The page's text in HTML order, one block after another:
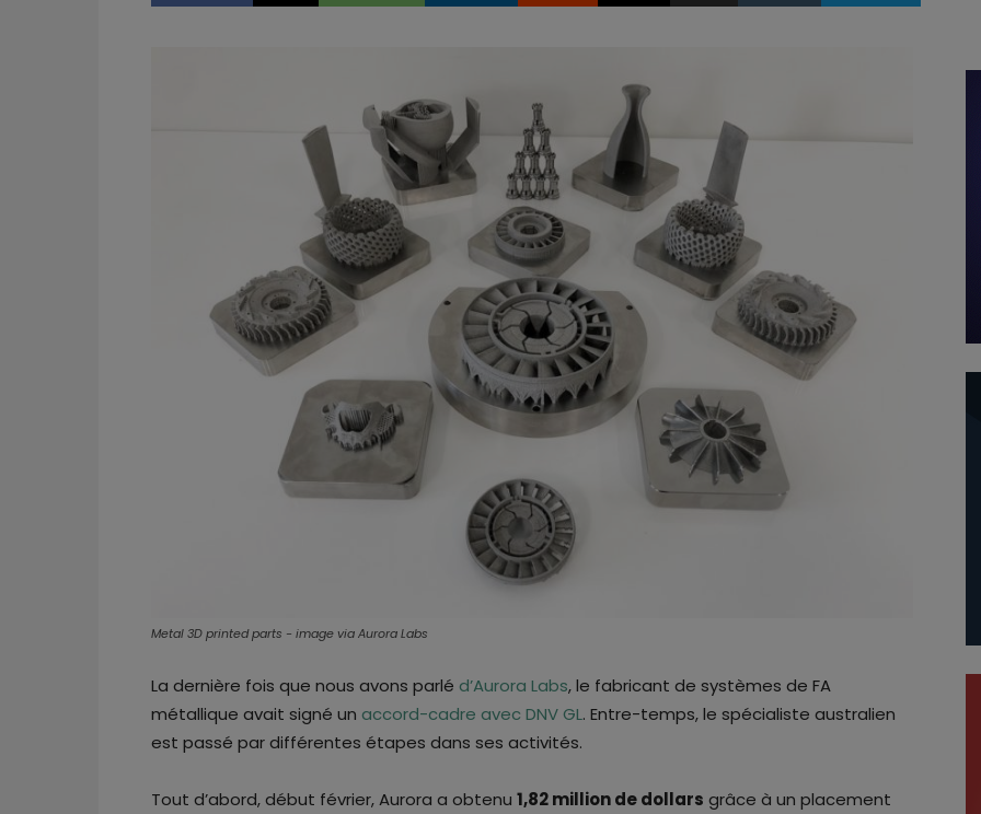
Metal 3D printed parts - image via Aurora Labs
La dernière fois que nous avons parlé d’Aurora Labs, le fabricant de systèmes de FA
métallique avait signé un accord-cadre avec DNV GL. Entre-temps, le spécialiste australien
est passé par différentes étapes dans ses activités.
Tout d’abord, début février, Aurora a obtenu 1,82 million de dollars grâce à un placement